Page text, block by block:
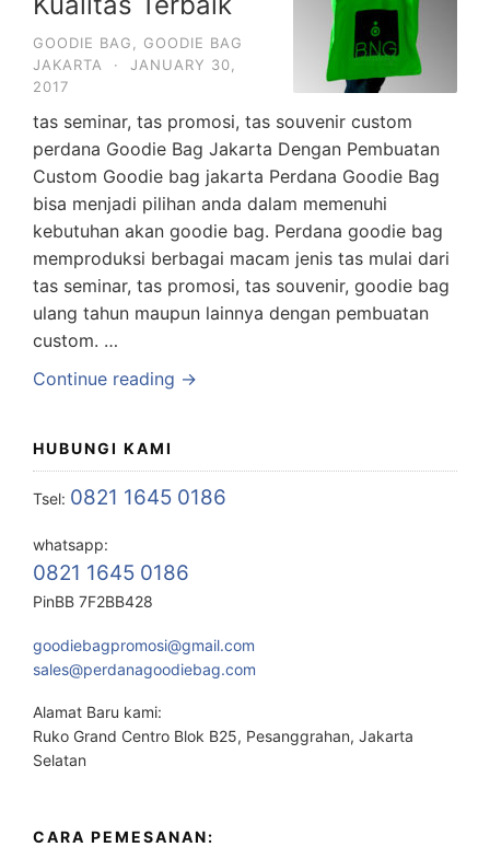
GOODIE BAG
GOODIE BAG
JAKARTA
·
JANUARY 30,
2017
tas seminar, tas promosi, tas souvenir custom
perdana Goodie Bag Jakarta Dengan Pembuatan
Custom Goodie bag jakarta Perdana Goodie Bag
bisa menjadi pilihan anda dalam memenuhi
kebutuhan akan goodie bag. Perdana goodie bag
memproduksi berbagai macam jenis tas mulai dari
tas seminar, tas promosi, tas souvenir, goodie bag
ulang tahun maupun lainnya dengan pembuatan
custom. …
Continue reading →
HUBUNGI KAMI
Tsel: 0821 1645 0186
whatsapp:
0821 1645 0186
PinBB 7F2BB428
goodiebagpromosi@gmail.com
sales@perdanagoodiebag.com
Alamat Baru kami:
Ruko Grand Centro Blok B25, Pesanggrahan, Jakarta
Selatan
CARA PEMESANAN: